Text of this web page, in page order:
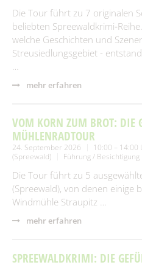
Die Tour führt zu 7 originalen
beliebten
welche Geschichten und
Streusiedlungsgebiet -
…
mehr erfahren
VOM KORN ZUM BROT: DIE
MÜHLENRADTOUR
24. September 2026 10:00 – 14:00
(Spreewald)
Führung / Besichtigung
Die Tour führt zu 5
(Spreewald), von denen einige
Windmühle Straupitz …
mehr erfahren
SPREEWALDKRIMI: DIE